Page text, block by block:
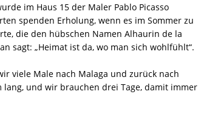
im Haus 15 der Maler Pablo Picasso
spenden Erholung, wenn es im Sommer zu
die den hübschen Namen Alhaurin de la
sagt: „Heimat ist da, wo man sich wohlfühlt“.
viele Male nach Malaga und zurück nach
lang, und wir brauchen drei Tage, damit immer